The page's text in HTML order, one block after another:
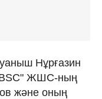
Нұрғазин
ЖШС-ның
және оның